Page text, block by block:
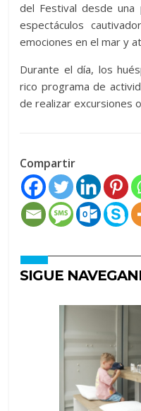
del Festival desde una
espectáculos
emociones en el mar y
Durante el día, los
rico programa de
de realizar excursiones
Compartir
SIGUE